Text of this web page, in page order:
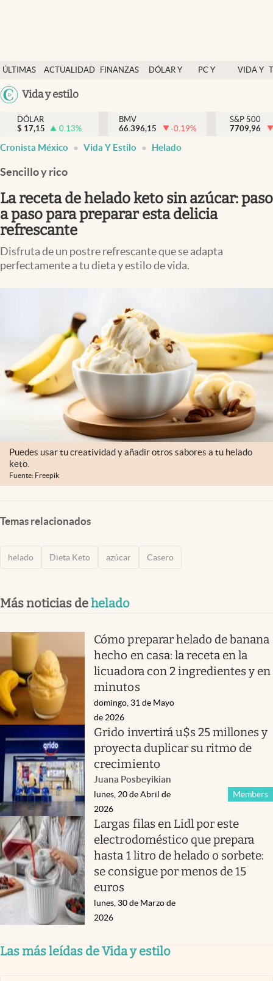
ÚLTIMAS
NOTICIAS
ACTUALIDAD
FINANZAS
DÓLAR Y
PC Y
VIDA Y
México
Vida y estilo
Actualidad
Finanzas y economía
Dólar y mercados
Pc y celular
Vida y estilo
Tv
abre en nueva pestaña
México
DÓLAR
$ 17,15 0.13%
BMV
66.396,15
-0.19%
S&P 500
7709,96
Cronista México Vida Y Estilo Helado
Sencillo y rico
La receta de helado keto sin azúcar: paso
a paso para preparar esta delicia
refrescante
Disfruta de un postre refrescante que se adapta
perfectamente a tu dieta y estilo de vida.
Puedes usar tu creatividad y añadir otros sabores a tu helado
keto.
Fuente: Freepik
Temas relacionados
helado Dieta Keto azúcar Casero
Más noticias dehelado
Cómo preparar helado de banana
hecho en casa: la receta en la
licuadora con 2 ingredientes y en
minutos
domingo, 31 de Mayo
de 2026
Grido invertirá u$s 25 millones y
proyecta duplicar su ritmo de
crecimiento
Juana Posbeyikian
Members
lunes, 20 de Abril de
2026
Largas filas en Lidl por este
electrodoméstico que prepara
hasta 1 litro de helado o sorbete:
se consigue por menos de 15
euros
lunes, 30 de Marzo de
2026
Las más leídas de Vida y estilo